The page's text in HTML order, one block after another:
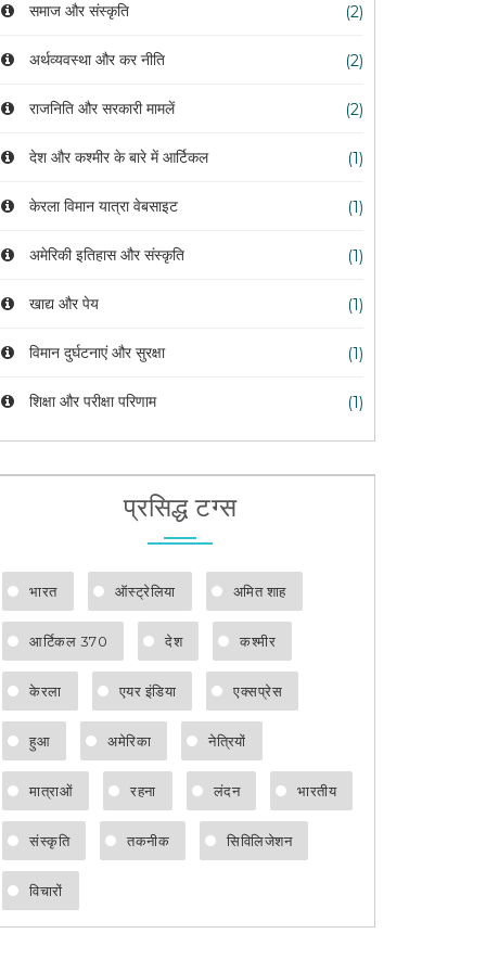
समाज और संस्कृति (2)
अर्थव्यवस्था और कर नीति (2)
राजनिति और सरकारी मामलें (2)
देश और कश्मीर के बारे में आर्टिकल (1)
केरला विमान यात्रा वेबसाइट (1)
अमेरिकी इतिहास और संस्कृति (1)
खाद्य और पेय (1)
विमान दुर्घटनाएं और सुरक्षा (1)
शिक्षा और परीक्षा परिणाम (1)
प्रसिद्ध टग्स
भारत ऑस्ट्रेलिया अमित शाह
आर्टिकल 370 देश कश्मीर
केरला एयर इंडिया एक्सप्रेस
हुआ अमेरिका नेत्रियों
मात्राओं रहना लंदन भारतीय
संस्कृति तकनीक सिविलिजेशन
विचारों